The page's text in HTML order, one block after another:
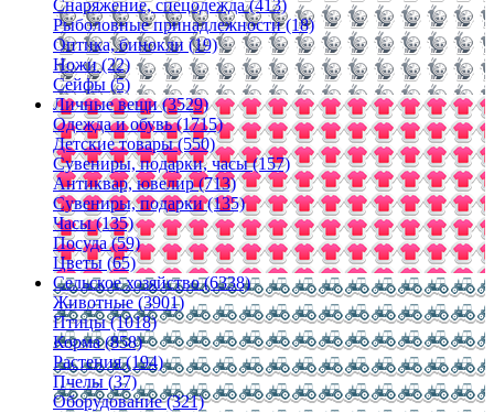
Снаряжение, спецодежда (413)
Рыболовные принадлежности (18)
Оптика, бинокли (19)
Ножи (22)
Сейфы (5)
Личные вещи (3529)
Одежда и обувь (1715)
Детские товары (550)
Сувениры, подарки, часы (157)
Антиквар, ювелир (713)
Сувениры, подарки (135)
Часы (135)
Посуда (59)
Цветы (65)
Сельское хозяйство (6338)
Животные (3901)
Птицы (1018)
Корма (858)
Растения (194)
Пчелы (37)
Оборудование (321)